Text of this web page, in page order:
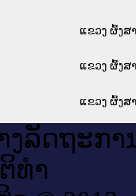
ແຂວງ ຜົ້ງສ
ແຂວງ ຜົ້ງສ
ແຂວງ ຜົ້ງສ
ລັດ​ຖະ​ກາ
ທຳ